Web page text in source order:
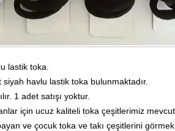
lastik toka.
havlu lastik toka bulunmaktadır.
1 adet satışı yoktur.
için ucuz kaliteli toka çeşitlerimiz
ve çocuk toka ve takı çeşitlerini